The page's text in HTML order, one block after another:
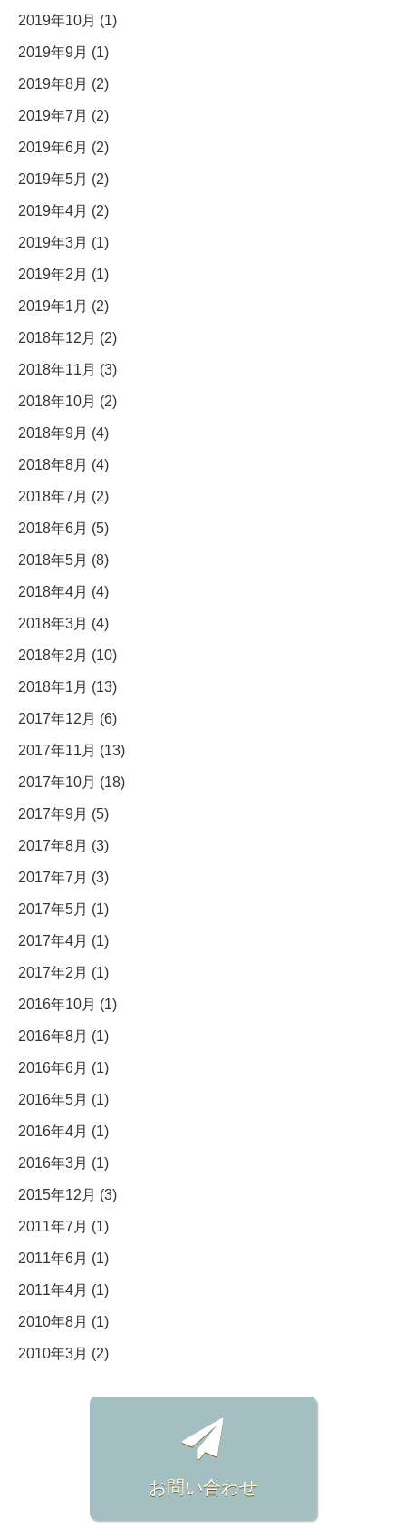
2019年10月 (1)
2019年9月 (1)
2019年8月 (2)
2019年7月 (2)
2019年6月 (2)
2019年5月 (2)
2019年4月 (2)
2019年3月 (1)
2019年2月 (1)
2019年1月 (2)
2018年12月 (2)
2018年11月 (3)
2018年10月 (2)
2018年9月 (4)
2018年8月 (4)
2018年7月 (2)
2018年6月 (5)
2018年5月 (8)
2018年4月 (4)
2018年3月 (4)
2018年2月 (10)
2018年1月 (13)
2017年12月 (6)
2017年11月 (13)
2017年10月 (18)
2017年9月 (5)
2017年8月 (3)
2017年7月 (3)
2017年5月 (1)
2017年4月 (1)
2017年2月 (1)
2016年10月 (1)
2016年8月 (1)
2016年6月 (1)
2016年5月 (1)
2016年4月 (1)
2016年3月 (1)
2015年12月 (3)
2011年7月 (1)
2011年6月 (1)
2011年4月 (1)
2010年8月 (1)
2010年3月 (2)
お問い合わせ